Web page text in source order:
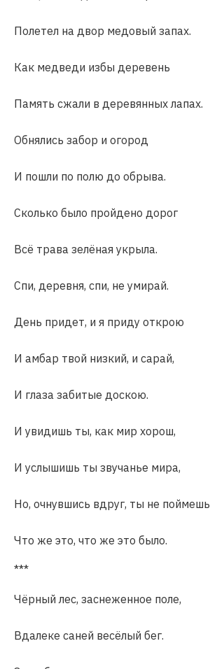
Полетел на двор медовый запах.
Как медведи избы деревень
Память сжали в деревянных лапах.
Обнялись забор и огород
И пошли по полю до обрыва.
Сколько было пройдено дорог
Всё трава зелёная укрыла.
Спи, деревня, спи, не умирай.
День придет, и я приду открою
И амбар твой низкий, и сарай,
И глаза забитые доскою.
И увидишь ты, как мир хорош,
И услышишь ты звучанье мира,
Но, очнувшись вдруг, ты не поймешь
Что же это, что же это было.
***
Чёрный лес, заснеженное поле,
Вдалеке саней весёлый бег.